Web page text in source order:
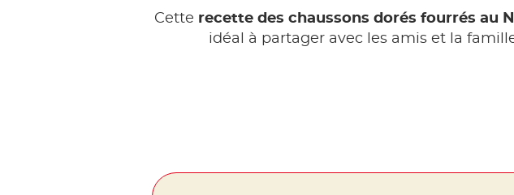
Cette recette des chaussons dorés fourrés au
idéal à partager avec les amis et la